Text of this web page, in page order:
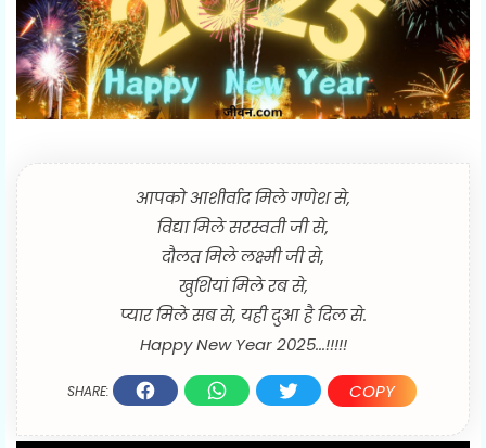
आपको आशीर्वाद मिले गणेश से,
विद्या मिले सरस्वती जी से,
दौलत मिले लक्ष्मी जी से,
खुशियां मिले रब से,
प्यार मिले सब से, यही दुआ है दिल से.
Happy New Year 2025...!!!!!
SHARE: COPY